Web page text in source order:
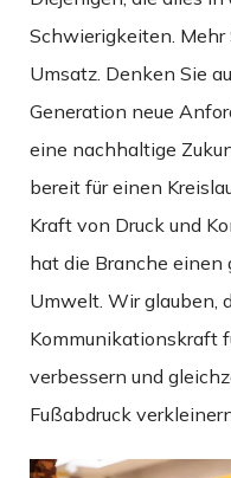
Schwierigkeiten.
Umsatz. Denken Sie
Generation neue
eine nachhaltige
bereit für einen
Kraft von Druck und
hat die Branche einen
Umwelt. Wir glauben,
Kommunikationskraft
verbessern und
Fußabdruck